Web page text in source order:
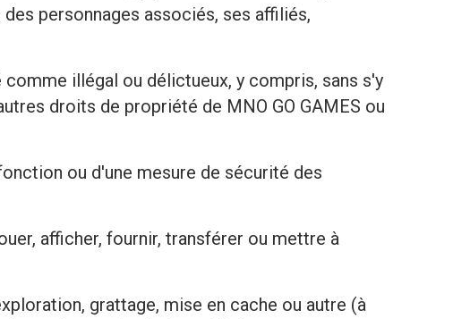
personnages associés, ses affiliés,
illégal ou délictueux, y compris, sans s'y
droits de propriété de MNO GO GAMES ou
ou d'une mesure de sécurité des
afficher, fournir, transférer ou mettre à
grattage, mise en cache ou autre (à